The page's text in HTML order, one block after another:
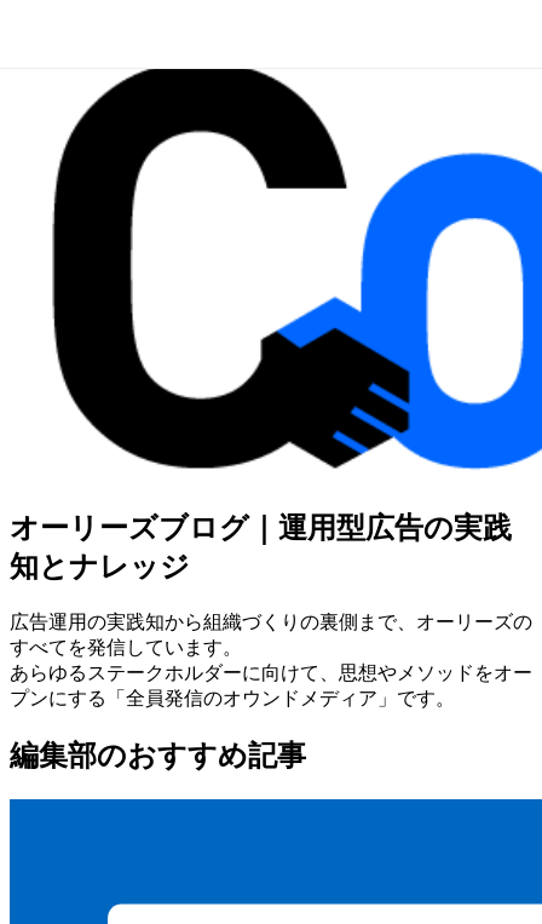
オーリーズブログ｜運用型広告の実践
知とナレッジ
広告運用の実践知から組織づくりの裏側まで、オーリーズの
すべてを発信しています。
あらゆるステークホルダーに向けて、思想やメソッドをオー
プンにする
「全員発信のオウンドメディア」 です。
編集部のおすすめ記事